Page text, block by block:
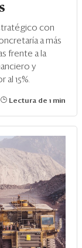
con
a más
frente a la
y
15%.
Lectura de 1 min